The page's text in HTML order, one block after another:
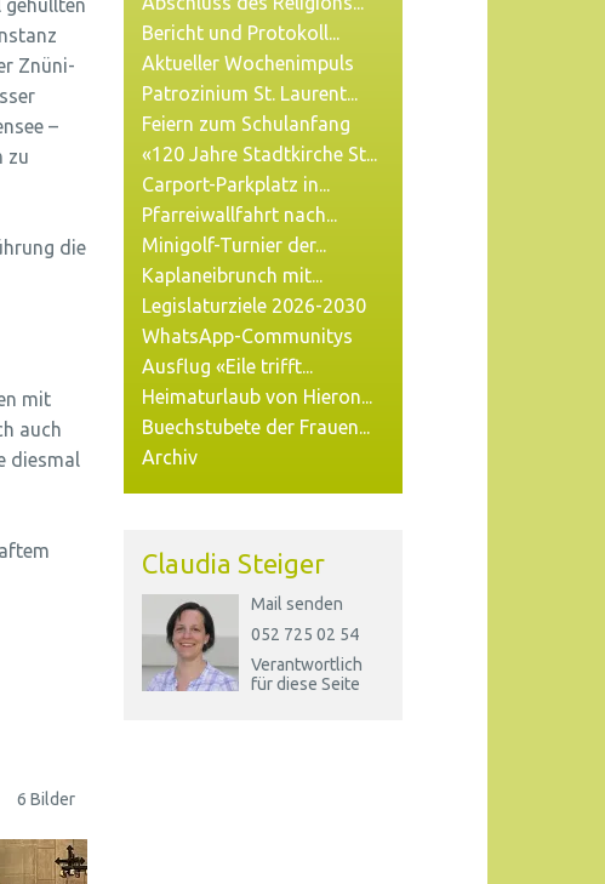
Bericht und Protokoll...
Aktueller Wochenimpuls
Patrozinium St. Laurent...
Feiern zum Schulanfang
«120 Jahre Stadtkirche St...
Carport-Parkplatz in...
Pfarreiwallfahrt nach...
Minigolf-Turnier der...
Kaplaneibrunch mit...
Legislaturziele 2026-2030
WhatsApp-Communitys
Ausflug «Eile trifft...
Heimaturlaub von Hieron...
Buechstubete der Frauen...
Archiv
Claudia Steiger
Mail senden
052 725 02 54
Verantwortlich
für diese Seite
gehüllten
Znüni-
–
zu
die
mit
auch
diesmal
6 Bilder